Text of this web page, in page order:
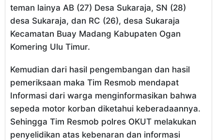
teman lainya AB (27) Desa Sukaraja, SN (28)
desa Sukaraja, dan RC (26), desa Sukaraja
Kecamatan Buay Madang Kabupaten Ogan
Komering Ulu Timur.
Kemudian dari hasil pengembangan dan hasil
pemeriksaan maka Tim Resmob mendapat
Informasi dari warga menginformasikan bahwa
sepeda motor korban diketahui keberadaannya.
Sehingga Tim Resmob polres OKUT melakukan
penyelidikan atas kebenaran dan informasi